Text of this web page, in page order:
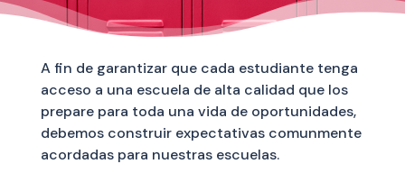
A fin de garantizar que cada estudiante tenga
acceso a una escuela de alta calidad que los
prepare para toda una vida de oportunidades,
debemos construir expectativas comunmente
acordadas para nuestras escuelas.